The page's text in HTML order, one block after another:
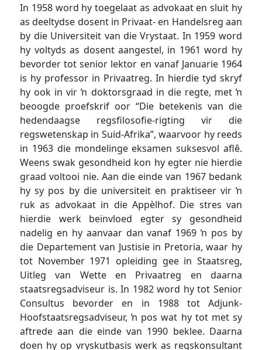
In 1958 word hy toegelaat as advokaat en sluit hy
as deeltydse dosent in Privaat- en Handelsreg aan
by die Universiteit van die Vrystaat. In 1959 word
hy voltyds as dosent aangestel, in 1961 word hy
bevorder tot senior lektor en vanaf Januarie 1964
is hy professor in Privaatreg. In hierdie tyd skryf
hy ook in vir ŉ doktorsgraad in die regte, met ŉ
beoogde proefskrif oor “Die betekenis van die
hedendaagse regsfilosofie-rigting vir die
regswetenskap in Suid-Afrika”, waarvoor hy reeds
in 1963 die mondelinge eksamen suksesvol aflê.
Weens swak gesondheid kon hy egter nie hierdie
graad voltooi nie. Aan die einde van 1967 bedank
hy sy pos by die universiteit en praktiseer vir ŉ
ruk as advokaat in die Appèlhof. Die stres van
hierdie werk beïnvloed egter sy gesondheid
nadelig en hy aanvaar dan vanaf 1969 ŉ pos by
die Departement van Justisie in Pretoria, waar hy
tot November 1971 opleiding gee in Staatsreg,
Uitleg van Wette en Privaatreg en daarna
staatsregsadviseur is. In 1982 word hy tot Senior
Consultus bevorder en in 1988 tot Adjunk-
Hoofstaatsregsadviseur, ŉ pos wat hy tot met sy
aftrede aan die einde van 1990 beklee. Daarna
doen hy op vryskutbasis werk as regskonsultant